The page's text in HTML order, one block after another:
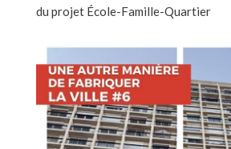
du projet École-Famille-Quartier